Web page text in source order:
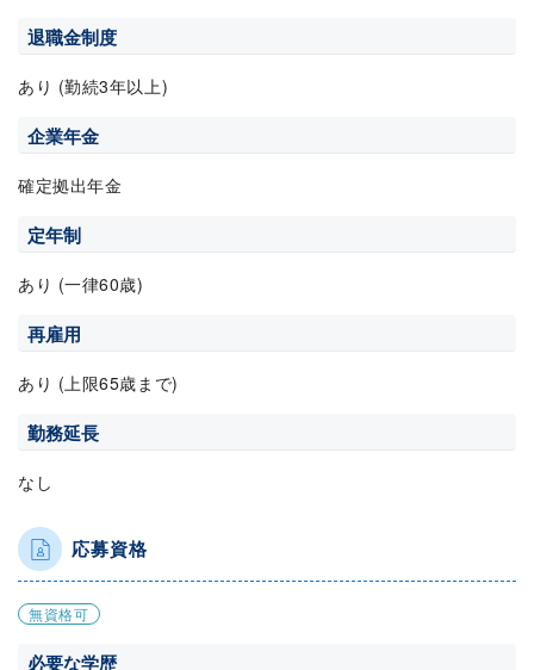
退職金制度
あり (勤続3年以上)
企業年金
確定拠出年金
定年制
あり (一律60歳)
再雇用
あり (上限65歳まで)
勤務延長
なし
応募資格
無資格可
必要な学歴